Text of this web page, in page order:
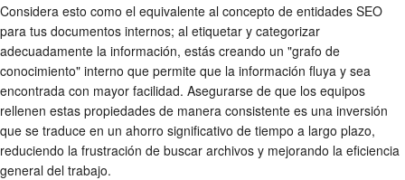
Considera esto como el equivalente al concepto de entidades SEO
para tus documentos internos; al etiquetar y categorizar
adecuadamente la información, estás creando un "grafo de
conocimiento" interno que permite que la información fluya y sea
encontrada con mayor facilidad. Asegurarse de que los equipos
rellenen estas propiedades de manera consistente es una inversión
que se traduce en un ahorro significativo de tiempo a largo plazo,
reduciendo la frustración de buscar archivos y mejorando la eficiencia
general del trabajo.